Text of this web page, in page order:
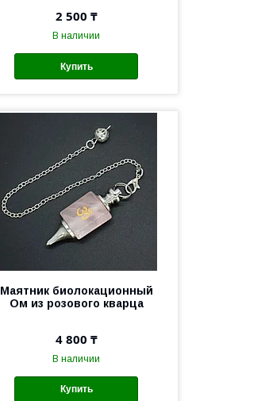
2 500 ₸
В наличии
Купить
Маятник биолокационный
Ом из розового кварца
4 800 ₸
В наличии
Купить